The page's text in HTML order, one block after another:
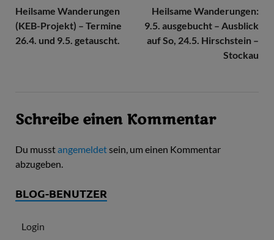
Heilsame Wanderungen
(KEB-Projekt) – Termine
26.4. und 9.5. getauscht.
Heilsame Wanderungen:
9.5. ausgebucht – Ausblick
auf So, 24.5. Hirschstein –
Stockau
Schreibe einen Kommentar
Du musstangemeldetsein, um einen Kommentar
abzugeben.
BLOG-BENUTZER
Login